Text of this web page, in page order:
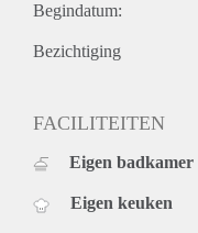
Begindatum:
Bezichtiging
FACILITEITEN
Eigen badkamer
Eigen keuken